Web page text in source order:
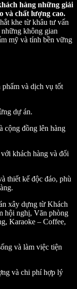
hàng những giải
và chất lượng cao.
khe từ khâu tư vấn
không gian
mỹ và tính bền vững
phẩm và dịch vụ tốt
dự án.
cộng đồng lên hàng
khách hàng và đối
thiết kế độc đáo, phù
xây dựng từ Khách
hội nghị, Văn phòng
Karaoke – Coffee,
và làm việc tiện
và chi phí hợp lý